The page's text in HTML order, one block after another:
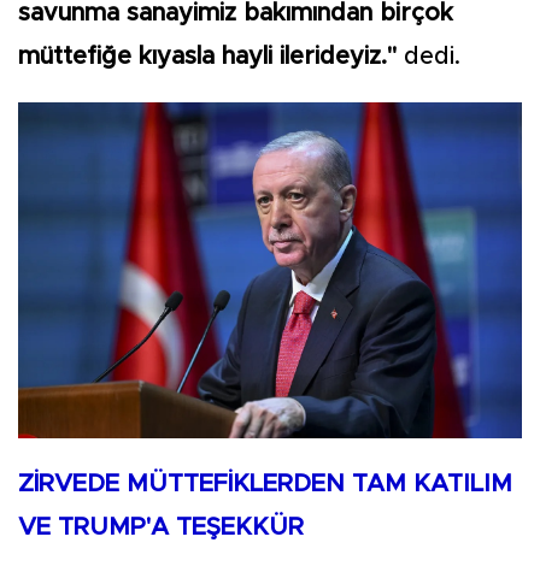
savunma sanayimiz bakımından birçok
müttefiğe kıyasla hayli ilerideyiz." dedi.
ZİRVEDE MÜTTEFİKLERDEN TAM KATILIM
VE TRUMP'A TEŞEKKÜR